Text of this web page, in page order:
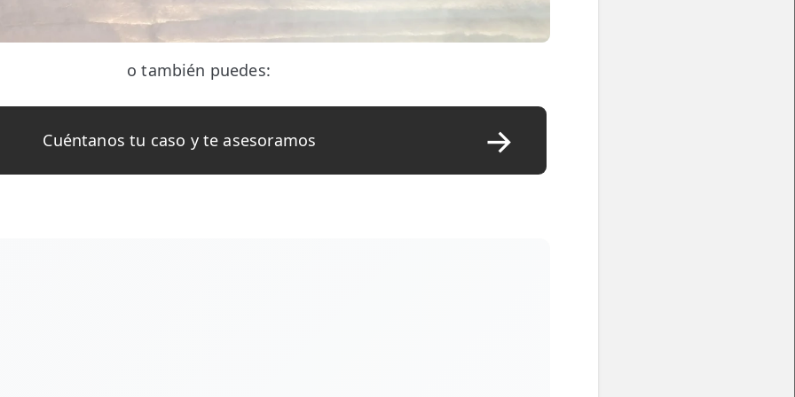
o también puedes:
Cuéntanos tu caso y te asesoramos